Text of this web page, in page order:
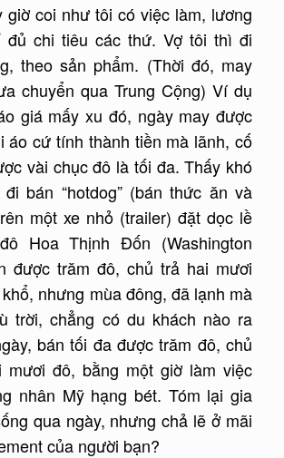
như tôi có việc làm, lương
đủ chi tiêu các thứ. Vợ tôi thì đi
theo sản phẩm. (Thời đó, may
chuyển qua Trung Cộng) Ví dụ
giá mấy xu đó, ngày may được
áo cứ tính thành tiền mà lãnh, cố
vài chục đô là tối đa. Thấy khó
bán “hotdog” (bán thức ăn và
một xe nhỏ (trailer) đặt dọc lề
Hoa Thịnh Đốn (Washington
được trăm đô, chủ trả hai mươi
nhưng mùa đông, đã lạnh mà
trời, chẳng có du khách nào ra
bán tối đa được trăm đô, chủ
mươi đô, bằng một giờ làm việc
nhân Mỹ hạng bét. Tóm lại gia
qua ngày, nhưng chả lẽ ở mãi
của người bạn?